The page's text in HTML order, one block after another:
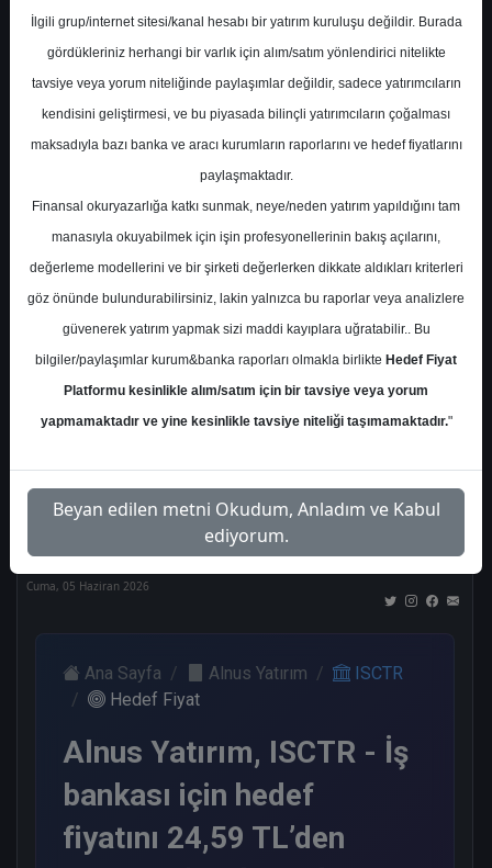
En Yüksek Tahmin
Ortalama Fiyat Tahmini
Ortalama Getiri Potansiyeli
Kurum Sayısı
21
10 1
Paralel
Get.
3
Üstü
Get.
4
Yok
1
2
Cuma, 05 Haziran 2026
Ana Sayfa Alnus Yatırım
ISCTR
Hedef Fiyat
Alnus Yatırım, ISCTR - İş
bankası için hedef
fiyatını 24,59 TL’den
İlgili grup/internet sitesi/kanal hesabı bir yatırım kuruluşu değildir. Burada
gördükleriniz herhangi bir varlık için alım/satım yönlendirici nitelikte
tavsiye veya yorum niteliğinde paylaşımlar değildir, sadece yatırımcıların
kendisini geliştirmesi, ve bu piyasada bilinçli yatırımcıların çoğalması
maksadıyla bazı banka ve aracı kurumların raporlarını ve hedef fiyatlarını
paylaşmaktadır.
Finansal okuryazarlığa katkı sunmak, neye/neden yatırım yapıldığını tam
manasıyla okuyabilmek için işin profesyonellerinin bakış açılarını,
değerleme modellerini ve bir şirketi değerlerken dikkate aldıkları kriterleri
göz önünde bulundurabilirsiniz, lakin yalnızca bu raporlar veya analizlere
güvenerek yatırım yapmak sizi maddi kayıplara uğratabilir.. Bu
bilgiler/paylaşımlar kurum&banka raporları olmakla birlikte Hedef Fiyat
Platformu kesinlikle alım/satım için bir tavsiye veya yorum
yapmamaktadır ve yine kesinlikle tavsiye niteliği taşımamaktadır."
Beyan edilen metni Okudum, Anladım ve Kabul
ediyorum.